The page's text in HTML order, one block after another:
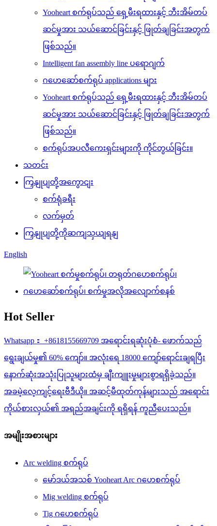
Yooheart စက်ရုပ်သည် ရှေ့မီးရထားနှင့် ဘီးအိမ်တပ်
ဆင်မှုအား သယ်ဆောင်ခြင်းနှင့် ဖြုတ်ချခြင်းအတွက်
ဖြစ်သည်။
Intelligent fan assembly line ပရောဂျက်
ဂဟေဆော်စက်ရုပ် applications များ
Yooheart စက်ရုပ်သည် ရှေ့မီးရထားနှင့် ဘီးအိမ်တပ်
ဆင်မှုအား သယ်ဆောင်ခြင်းနှင့် ဖြုတ်ချခြင်းအတွက်
ဖြစ်သည်။
စက်ရုပ်အပလီကေးရှင်းများကို ကိုင်တွယ်ခြင်း။
သတင်း
ကြှနျုပျတို့အကွောငျး
စက်ရုံခရီး
လက်မှတ်
ကြှနျုပျတို့ကိုဆကျသှယျရနျ
English
Hot Seller
Whatsapp： +8618155669709 အရောင်းရဆုံးပုံစံ- ဖောက်သည်
ရွေးချယ်မှု၏ 60% ကျော်။ အလုံးရေ 18000 ကျော်ရောင်းချရပြီး
နောက်ဆုံးအသုံးပြုသူများထံမှ ချီးကျူးမှုများစွာရရှိခဲ့သည်။
အခမဲ့လေ့ကျင့်ရေးဗီဒီယို။ အဆင့်မီထုတ်ကုန်များသည် အရောင်း
ကိုယ်စားလှယ်၏ အရည်အချင်းကို ရရှိရန် ကူညီပေးသည်။
အမျိုးအစားများ
Arc welding စက်ရုပ်
မော်ဒယ်အသစ် Yooheart Arc ဂဟေစက်ရုပ်
Mig welding စက်ရုပ်
Tig ဂဟေစက်ရုပ်